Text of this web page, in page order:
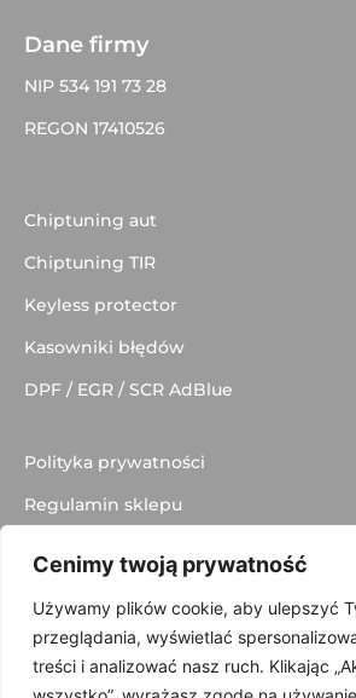
Cenimy twoją prywatność
Używamy plików cookie, aby ulepszyć
przeglądania, wyświetlać
treści i analizować nasz ruch. Klikając
Dane firmy
NIP 534 191 73 28
REGON 17410526
Chiptuning aut
Chiptuning TIR
Keyless protector
Kasowniki błędów
DPF / EGR / SCR AdBlue
Polityka prywatności
Regulamin sklepu